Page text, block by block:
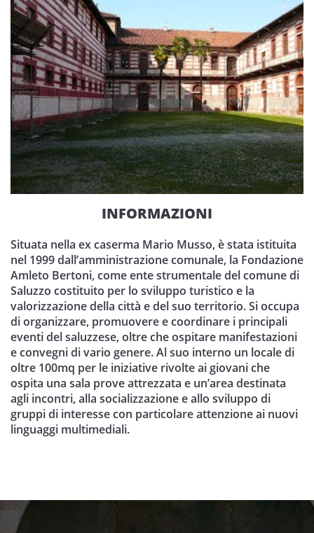
INFORMAZIONI
Situata nella ex caserma Mario Musso, è stata istituita
nel 1999 dall’amministrazione comunale, la Fondazione
Amleto Bertoni, come ente strumentale del comune di
Saluzzo costituito per lo sviluppo turistico e la
valorizzazione della città e del suo territorio. Si occupa
di organizzare, promuovere e coordinare i principali
eventi del saluzzese, oltre che ospitare manifestazioni
e convegni di vario genere. Al suo interno un locale di
oltre 100mq per le iniziative rivolte ai giovani che
ospita una sala prove attrezzata e un’area destinata
agli incontri, alla socializzazione e allo sviluppo di
gruppi di interesse con particolare attenzione ai nuovi
linguaggi multimediali.